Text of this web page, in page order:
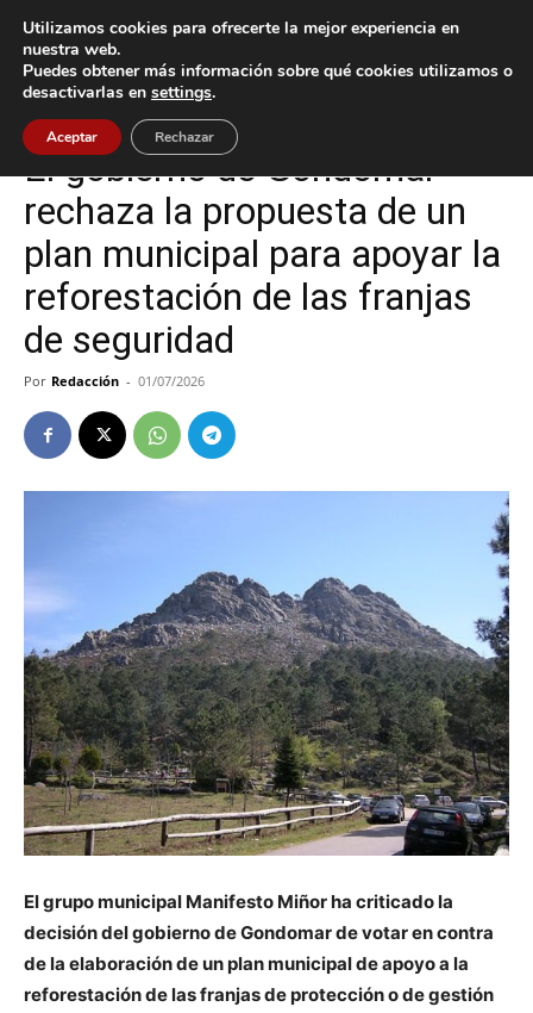
Inicio Gondomar
Gondomar Política
El gobierno de Gondomar
rechaza la propuesta de un
plan municipal para apoyar la
reforestación de las franjas
de seguridad
Por Redacción - 01/07/2026
El grupo municipal Manifesto Miñor ha criticado la
decisión del gobierno de Gondomar de votar en contra
de la elaboración de un plan municipal de apoyo a la
reforestación de las franjas de protección o de gestión
Utilizamos cookies para ofrecerte la mejor experiencia en
nuestra web.
Puedes obtener más información sobre qué cookies utilizamos o
desactivarlas en settings.
Aceptar Rechazar